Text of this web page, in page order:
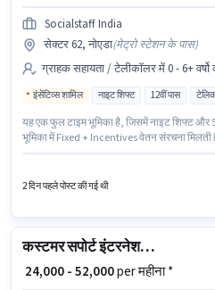
Socialstaff India
सेक्टर 62, नोएडा(मेट्रो स्टेशन के पास)
ग्राहक सहायता / टेलीकॉलर में 0 - 6+
इंसेंटिव्स शामिल नाइट शिफ्ट 12वीं पास
यह एक फुल टाइम भूमिका है, जिसमें नाइट शिफ्ट और
भूमिका में Fixed + Incentives वेतन संरचना मिलती
Socialstaff India ग्राहक सहायता / टेलीकॉलर
2 दिन पहले पोस्ट की गई थी
कस्टमर सपोर्ट इंटरनेशनल BPO एग्जीक्यूटिव
₹ 24,000 - 52,000per महीना *